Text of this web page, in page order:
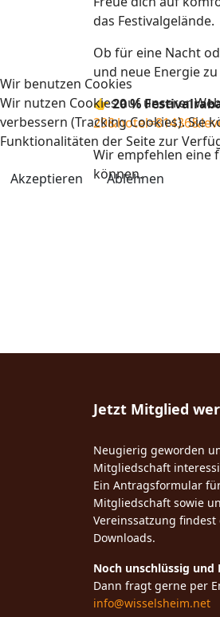
das Festivalgelände.
Ob für eine Nacht
und neue Energie
👉 20 %
Wir empfehlen eine
können.
Jetzt Mitglied
Neugierig geworden
Mitgliedschaft
Ein Antragsformular
Mitgliedschaft sowie
Vereinssatzung
Downloads.
Noch unschlüssig und
Dann fragt gerne per
info@wisselsheim.net
Wir benutzen Cookies
Wir nutzen Cookies auf unserer
verbessern (Tracking Cookies). Sie
Funktionalitäten der Seite zur
Akzeptieren
Ablehnen